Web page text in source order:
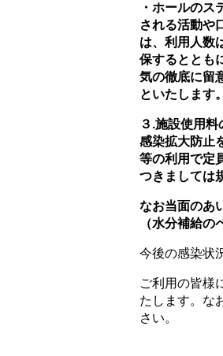
・ホールの
される活動や
は、利用人数
保するととも
気の徹底に留
といたします。
３.施設使用料
感染拡大防止
等の利用で定
つきましては
なお当面のあ
（水分補給の
今後の感染状
ご利用の皆様
たします。な
さい。